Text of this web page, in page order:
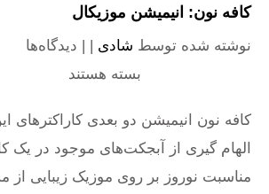
کافه نون: انیمیشن موزیکال
نوشته شده توسطشادی| | دیدگاه‌هابرای
بسته هستند
کافه نون انیمیشن دو بعدی کاراکترهای این
الهام گیری از آبجکت‌های موجود در یک
مناسبت نوروز بر روی موزیک زیبایی از